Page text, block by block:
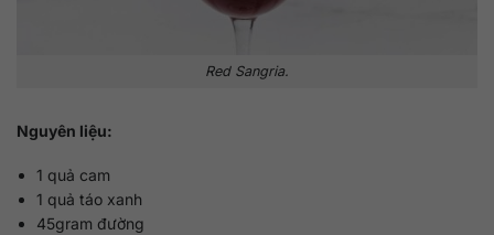
Red Sangria.
Nguyên liệu:
1 quả cam
1 quả táo xanh
45gram đường